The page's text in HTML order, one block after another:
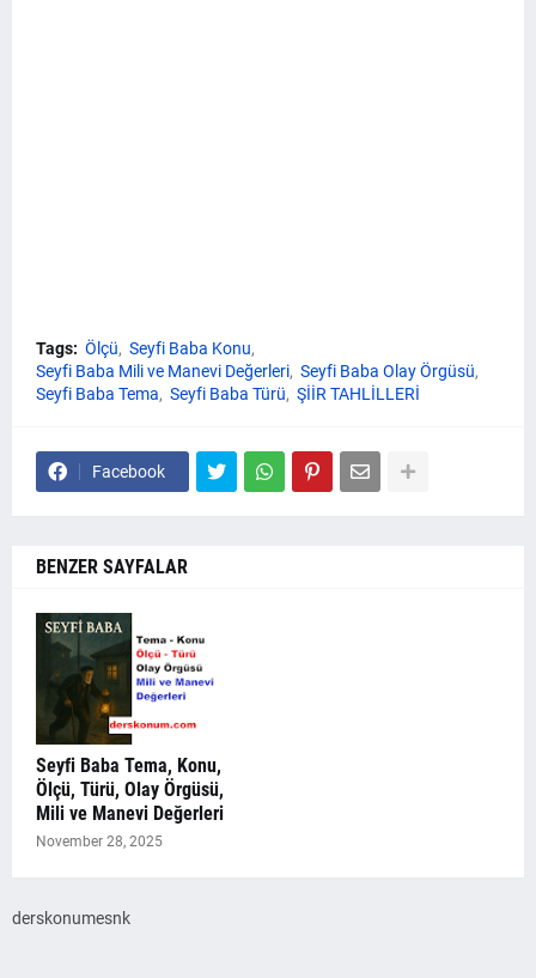
Tags: Ölçü
Seyfi Baba Konu
Seyfi Baba Mili ve Manevi Değerleri Seyfi Baba Olay Örgüsü
Seyfi Baba Tema
Seyfi Baba Türü ŞİİR TAHLİLLERİ
Facebook
BENZER SAYFALAR
Seyfi Baba Tema, Konu,
Ölçü, Türü, Olay Örgüsü,
Mili ve Manevi Değerleri
November 28, 2025
derskonumesnk